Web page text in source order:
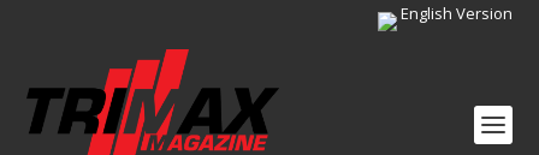
English Version